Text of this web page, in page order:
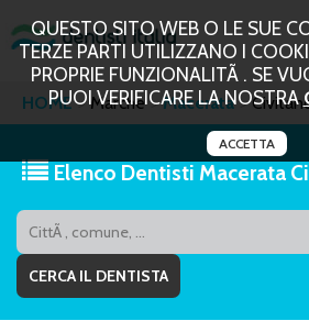
QUESTO SITO WEB O LE SUE
TERZE PARTI UTILIZZANO I
PROPRIE FUNZIONALITÃ . SE
PUOI VERIFICARE LA NOSTRA
ACCETTA
HOME Marche Macerata
Elenco Dentisti Macerata